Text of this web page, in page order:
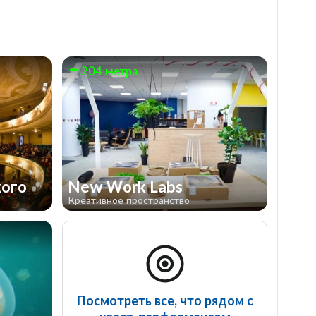
204 метра
New Work Labs
Креативное пространство
Посмотреть все, что рядом с